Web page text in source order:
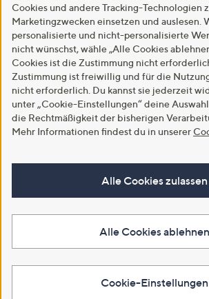
Cookies und andere Tracking-Technologien
Marketingzwecken einsetzen und auslesen.
personalisierte und nicht-personalisierte
nicht wünschst, wähle „Alle Cookies
Cookies ist die Zustimmung nicht
Zustimmung ist freiwillig und für die
nicht erforderlich. Du kannst sie jederzeit
unter „Cookie-Einstellungen“ deine
die Rechtmäßigkeit der bisherigen
Mehr Informationen findest du in unserer
Alle Cookies zulassen
Alle Cookies ablehnen
Cookie-Einstellungen